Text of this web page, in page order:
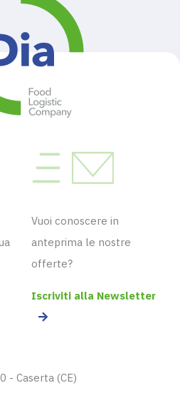
Vuoi conoscere in
anteprima le nostre
offerte?
Iscriviti alla Newsletter
- Caserta (CE)